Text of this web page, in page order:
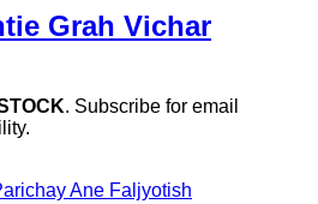
Grah Vichar
. Subscribe for email